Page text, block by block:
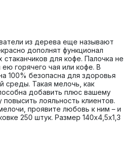
из дерева еще называют
дополнят функционал
для кофе. Палочка не
горячего чая или кофе. В
100% безопасна для здоровья
среды. Такая мелочь, как
добавить плюс вашему
лояльность клиентов.
проявите любовь к ним – и
250 штук. Размер 140х4,5х1,3